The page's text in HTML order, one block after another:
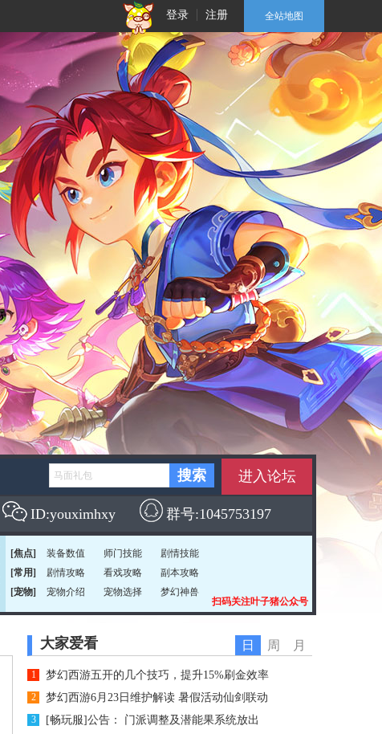
登录 注册 全站地图
进入论坛
ID:youximhxy 群号:1045753197
扫码关注叶子猪公众号
[焦点] 装备数值 师门技能
剧情技能
[常用]
剧情攻略 看戏攻略
副本攻略
[宠物]
宠物介绍 宠物选择 梦幻神兽
月
周
日
大家爱看
1 梦幻西游五开的几个技巧，提升15%刷金效率
2 梦幻西游6月23日维护解读 暑假活动仙剑联动
3 [畅玩服]公告： 门派调整及潜能果系统放出